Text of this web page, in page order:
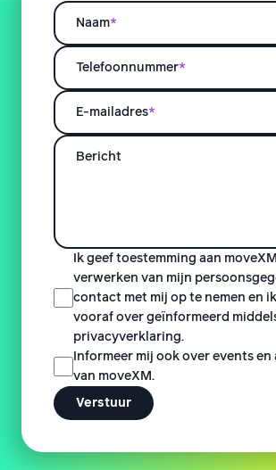
Naam*
Telefoonnummer*
E-mailadres*
Bericht
Ik geef toestemming aan
verwerken van mijn
contact met mij op te nemen en
vooraf over geïnformeerd
privacyverklaring.
Informeer mij ook over events
van moveXM.